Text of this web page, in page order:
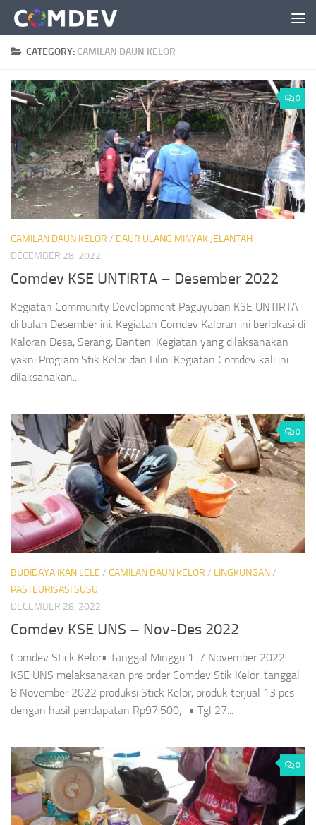
Skip to content
CATEGORY: CAMILAN DAUN KELOR
0
CAMILAN DAUN KELOR / DAUR ULANG MINYAK JELANTAH
DECEMBER 28, 2022
Comdev KSE UNTIRTA – Desember 2022
Kegiatan Community Development Paguyuban KSE UNTIRTA
di bulan Desember ini. Kegiatan Comdev Kaloran ini berlokasi di
Kaloran Desa, Serang, Banten. Kegiatan yang dilaksanakan
yakni Program Stik Kelor dan Lilin. Kegiatan Comdev kali ini
dilaksanakan...
0
BUDIDAYA IKAN LELE / CAMILAN DAUN KELOR / LINGKUNGAN/
PASTEURISASI SUSU
DECEMBER 28, 2022
Comdev KSE UNS – Nov-Des 2022
Comdev Stick Kelor• Tanggal Minggu 1-7 November 2022
KSE UNS melaksanakan pre order Comdev Stik Kelor, tanggal
8 November 2022 produksi Stick Kelor, produk terjual 13 pcs
dengan hasil pendapatan Rp97.500,- • Tgl 27...
0